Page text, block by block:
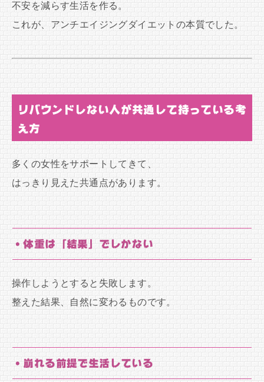
不安を減らす生活を作る。
これが、アンチエイジングダイエットの本質でした。
リバウンドしない人が共通して持っている考
え方
多くの女性をサポートしてきて、
はっきり見えた共通点があります。
・体重は「結果」でしかない
操作しようとすると失敗します。
整えた結果、自然に変わるものです。
・崩れる前提で生活している